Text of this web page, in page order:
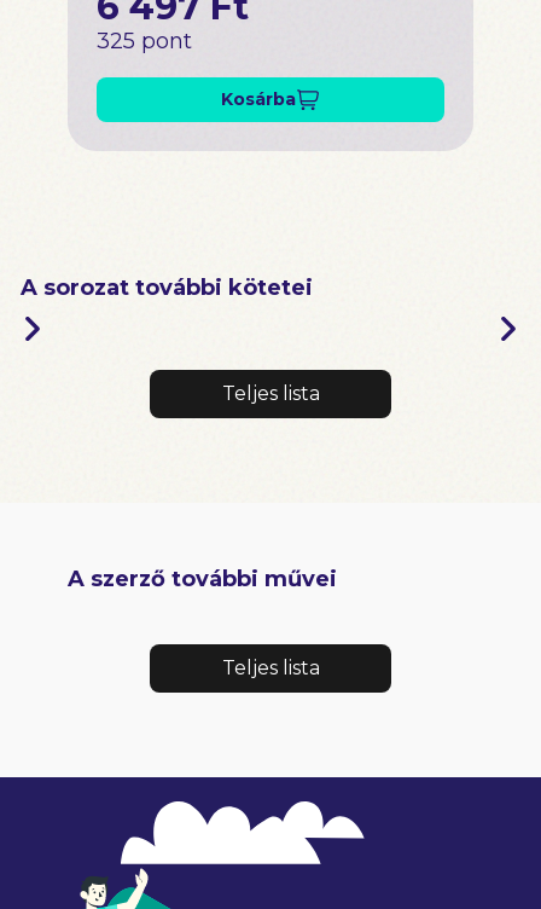
325 pont
Kosárba
A sorozat további kötetei
Teljes lista
A szerző további művei
Teljes lista